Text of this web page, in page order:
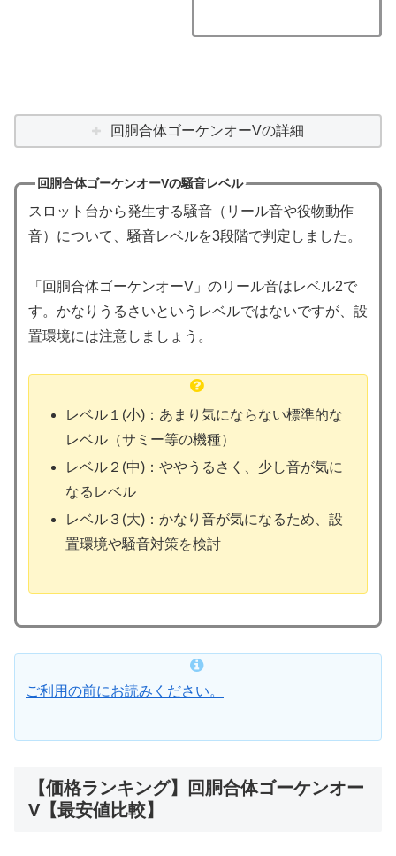
回胴合体ゴーケンオーVの詳細
回胴合体ゴーケンオーVの騒音レベル
スロット台から発生する騒音（リール音や役物動作
音）について、騒音レベルを3段階で判定しました。
「回胴合体ゴーケンオーV」のリール音はレベル2で
す。かなりうるさいというレベルではないですが、設
置環境には注意しましょう。
レベル１(小)：あまり気にならない標準的な
レベル（サミー等の機種）
レベル２(中)：ややうるさく、少し音が気に
なるレベル
レベル３(大)：かなり音が気になるため、設
置環境や騒音対策を検討
ご利用の前にお読みください。
【価格ランキング】回胴合体ゴーケンオー
V【最安値比較】